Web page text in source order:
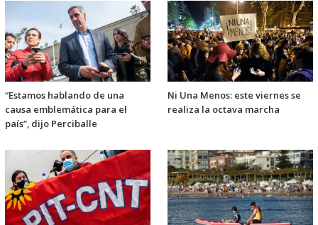
“Estamos hablando de una
causa emblemática para el
país”, dijo Perciballe
Ni Una Menos: este viernes se
realiza la octava marcha